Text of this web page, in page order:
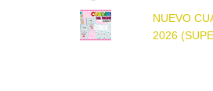
NUEVO
2026